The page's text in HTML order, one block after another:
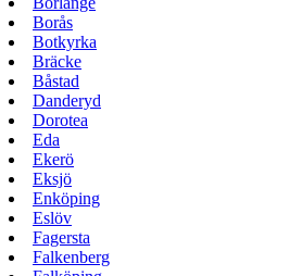
Borås
Botkyrka
Bräcke
Båstad
Danderyd
Dorotea
Eda
Ekerö
Eksjö
Enköping
Eslöv
Fagersta
Falkenberg